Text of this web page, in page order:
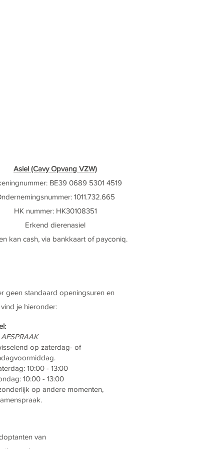
Asiel (Cavy Opvang VZW)
BE39 0689 5301 4519
1011.732.665
HK nummer: HK30108351
Erkend dierenasiel
kan cash, via bankkaart of payconiq.
geen standaard openingsuren en
je hieronder:
op zaterdag- of
10:00 - 13:00
10:00 - 13:00
op andere momenten,
van